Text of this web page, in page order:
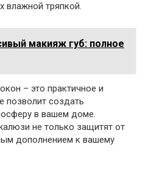
влажной тряпкой.
макияж губ: полное
– это практичное и
позволит создать
в вашем доме.
не только защитят от
дополнением к вашему